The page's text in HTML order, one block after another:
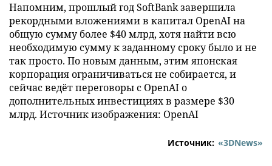
Напомним, прошлый год SoftBank завершила
рекордными вложениями в капитал OpenAI на
общую сумму более $40 млрд, хотя найти всю
необходимую сумму к заданному сроку было и не
так просто. По новым данным, этим японская
корпорация ограничиваться не собирается, и
сейчас ведёт переговоры с OpenAI о
дополнительных инвестициях в размере $30
млрд. Источник изображения: OpenAI
Источник: «3DNews»